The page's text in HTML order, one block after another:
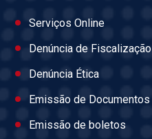
Serviços Online
Denúncia de Fiscalização
Denúncia Ética
Emissão de Documentos
Emissão de boletos